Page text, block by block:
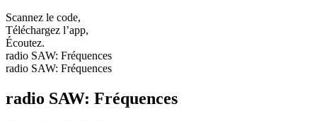
Scannez le code,
Téléchargez l’app,
Écoutez.
radio SAW: Fréquences
radio SAW: Fréquences
radio SAW: Fréquences